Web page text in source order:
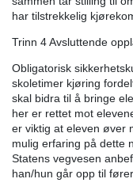
har tilstrekkelig
Trinn 4 Avsluttende
Obligatorisk
skoletimer kjøring
skal bidra til å bringe
her er rettet mot
er viktig at eleven øver
mulig erfaring på dette
Statens vegvesen
han/hun går opp til